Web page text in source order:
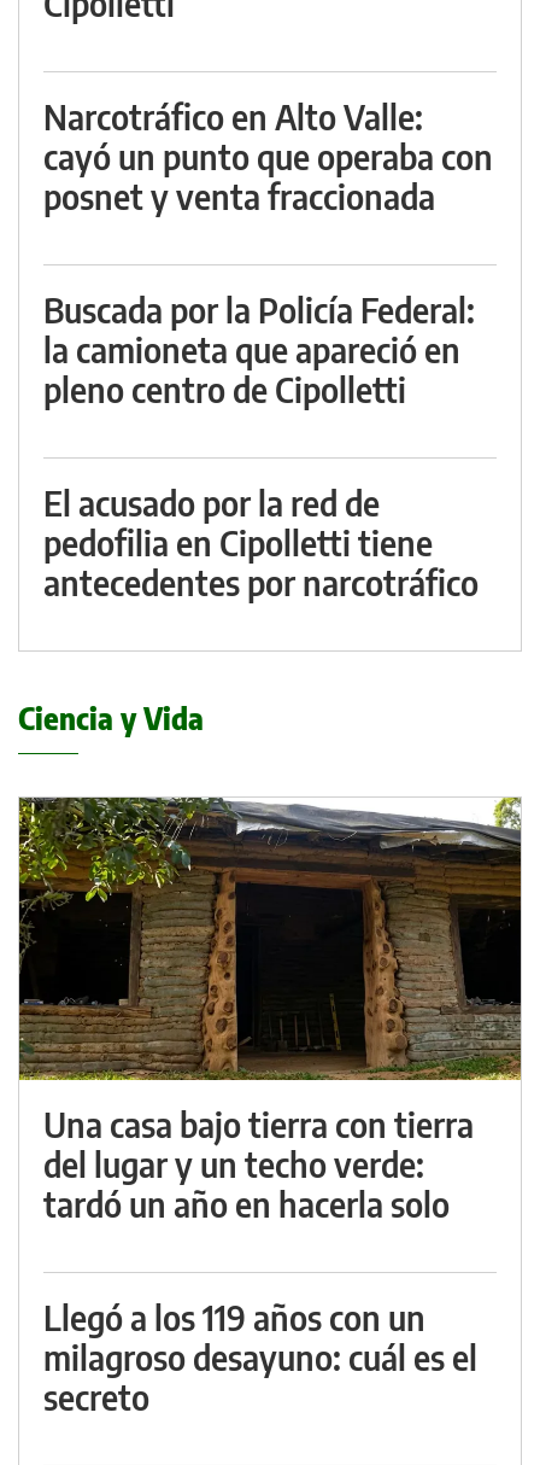
Narcotráfico en Alto Valle:
cayó un punto que operaba con
posnet y venta fraccionada
Buscada por la Policía Federal:
la camioneta que apareció en
pleno centro de Cipolletti
El acusado por la red de
pedofilia en Cipolletti tiene
antecedentes por narcotráfico
Ciencia y Vida
Una casa bajo tierra con tierra
del lugar y un techo verde:
tardó un año en hacerla solo
Llegó a los 119 años con un
milagroso desayuno: cuál es el
secreto